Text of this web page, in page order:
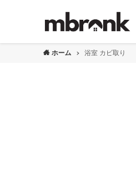
ホーム 浴室 カビ取り